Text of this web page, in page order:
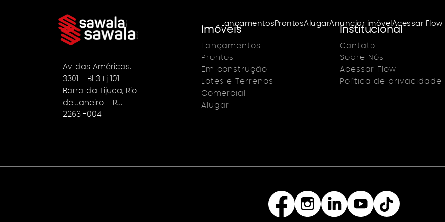
Lançamentos ProntosAlugarAnunciar imóvel Acessar Flow
Av. das Américas,
3301 - Bl 3 Lj 101 -
Barra da Tijuca, Rio
de Janeiro - RJ,
22631-004
Imóveis
Lançamentos
Prontos
Em construção
Lotes e Terrenos
Comercial
Alugar
Institucional
Contato
Sobre Nós
Acessar Flow
Política de privacidade